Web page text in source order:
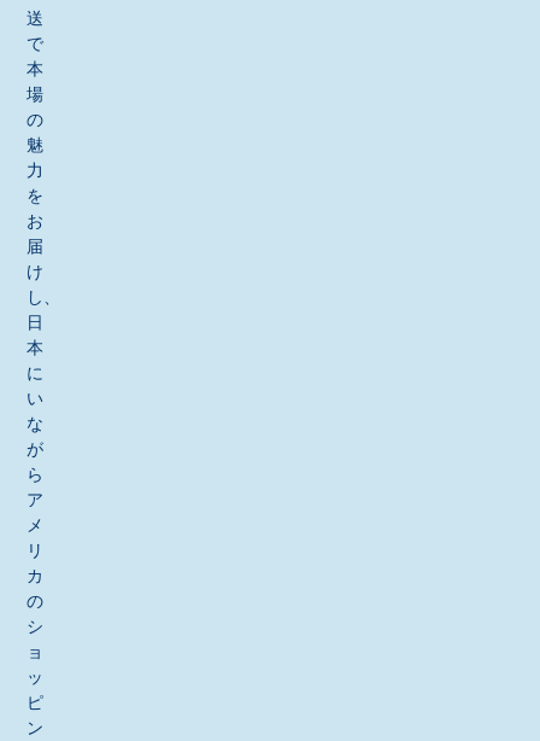
送
で
本
場
の
魅
力
を
お
届
け
し、
日
本
に
い
な
が
ら
ア
メ
リ
カ
の
シ
ョ
ッ
ピ
ン